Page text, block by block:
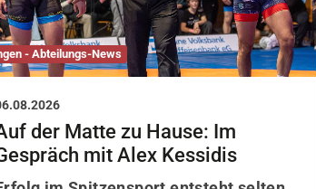
- Abteilungs-News
der Matte zu Hause: Im
mit Alex Kessidis